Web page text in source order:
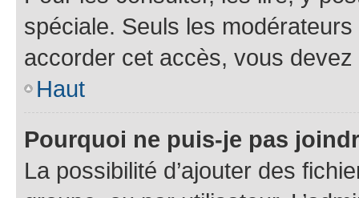
spéciale. Seuls les
accorder cet accès, vous
Haut
Pourquoi ne puis-je pas
La possibilité d’ajouter des